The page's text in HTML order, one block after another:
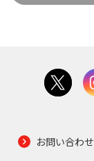
お問い合わせ